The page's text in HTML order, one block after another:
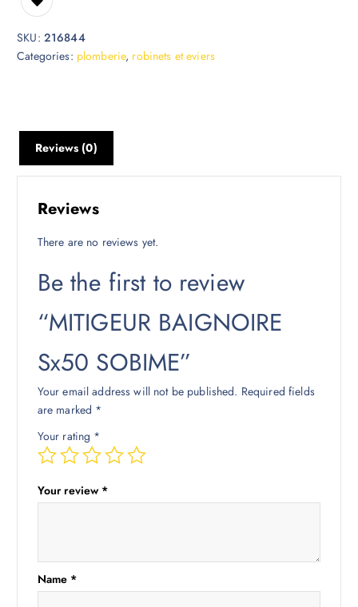
SKU: 216844
Categories: plomberie, robinets et eviers
Reviews (0)
Reviews
There are no reviews yet.
Be the first to review
“MITIGEUR BAIGNOIRE
Sx50 SOBIME”
Your email address will not be published. Required fields
are marked *
Your rating *
Your review *
Name *